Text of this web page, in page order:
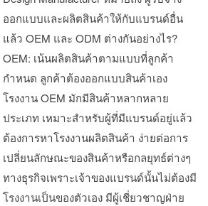
ออกแบบและผลิตสินค้าให้กับแบรนด์อื่น
แล้ว OEM และ ODM ต่างกันอย่างไร?
OEM: เน้นผลิตสินค้าตามแบบที่ลูกค้า
กำหนด ลูกค้าต้องออกแบบสินค้าเอง
โรงงาน OEM มักมีสินค้าหลากหลาย
ประเภท เหมาะสำหรับผู้ที่มีแบรนด์อยู่แล้ว
ต้องการหาโรงงานผลิตสินค้า ง่ายต่อการ
เปลี่ยนลักษณะของสินค้าหรือกลยุทธ์ต่างๆ
ทางธุรกิจเพราะเจ้าของแบรนด์นั้นไม่ต้องมี
โรงงานเป็นของตัวเอง มีผู้เชี่ยวชาญฝ่าย